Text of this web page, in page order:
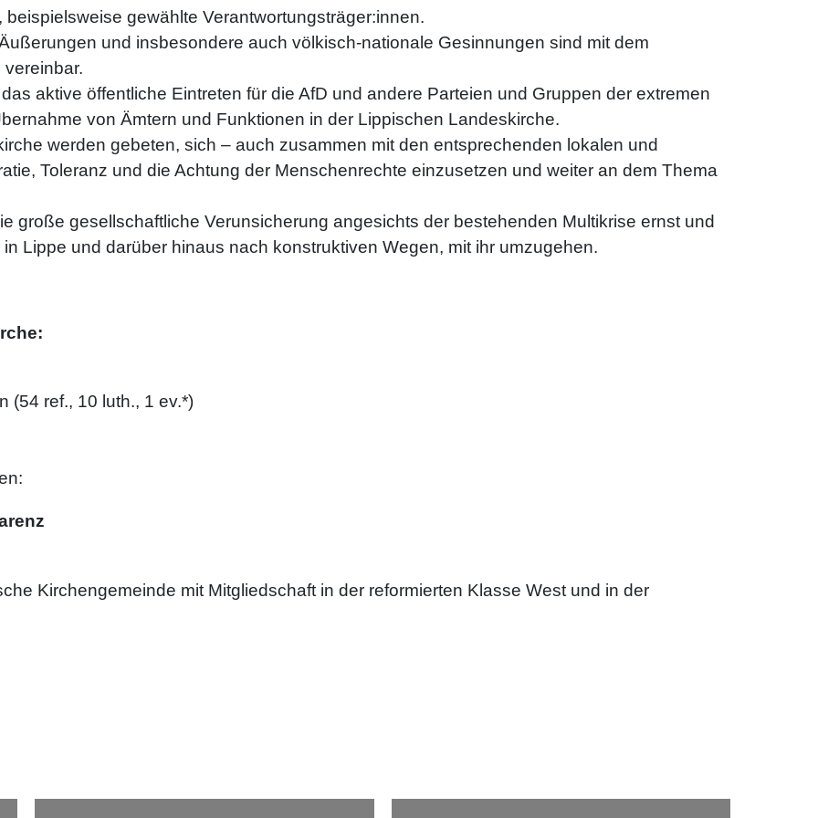
gewählte Verantwortungsträger:innen.
und insbesondere auch völkisch-nationale Gesinnungen sind mit dem
aktive öffentliche Eintreten für die AfD und andere Parteien und Gruppen der extremen
von Ämtern und Funktionen in der Lippischen Landeskirche.
werden gebeten, sich – auch zusammen mit den entsprechenden lokalen und
Toleranz und die Achtung der Menschenrechte einzusetzen und weiter an dem Thema
große gesellschaftliche Verunsicherung angesichts der bestehenden Multikrise ernst und
Lippe und darüber hinaus nach konstruktiven Wegen, mit ihr umzugehen.
(54 ref., 10 luth., 1 ev.*)
Kirchengemeinde mit Mitgliedschaft in der reformierten Klasse West und in der